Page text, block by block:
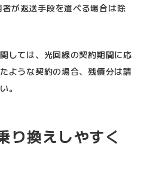
が返送手段を選べる場合は除
しては、光回線の契約期間に応
ような契約の場合、残債分は請
。
り換えしやすく